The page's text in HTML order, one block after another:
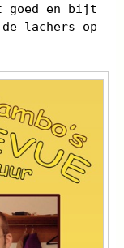
goed en bijt
lachers op